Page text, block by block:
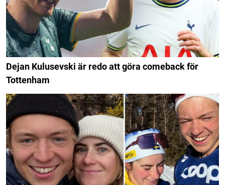
Dejan Kulusevski är redo att göra comeback för
Tottenham